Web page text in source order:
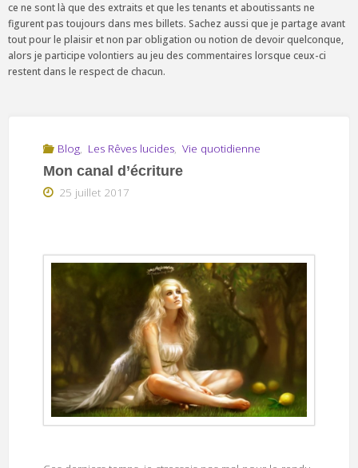
ce ne sont là que des extraits et que les tenants et aboutissants ne
figurent pas toujours dans mes billets. Sachez aussi que je partage avant
tout pour le plaisir et non par obligation ou notion de devoir quelconque,
alors je participe volontiers au jeu des commentaires lorsque ceux-ci
restent dans le respect de chacun.
Blog, Les Rêves lucides, Vie quotidienne
Mon canal d’écriture
25 juillet 2017